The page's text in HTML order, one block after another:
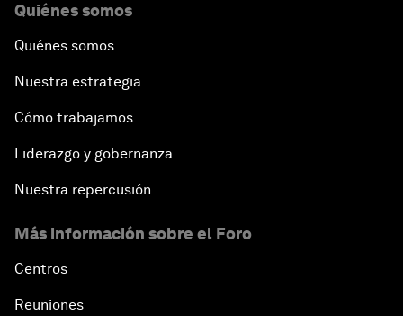
Quiénes somos
Quiénes somos
Nuestra estrategia
Cómo trabajamos
Liderazgo y gobernanza
Nuestra repercusión
Más información sobre el Foro
Centros
Reuniones